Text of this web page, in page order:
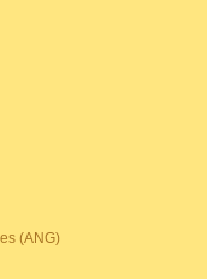
(ANG)